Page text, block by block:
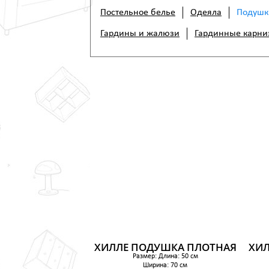
Постельное белье Одеяла
Гардины и жалюзи Гардинные
ХИЛЛЕ ПОДУШКА ПЛОТНАЯ
Размер: Длина: 50 см
Ширина: 70 см